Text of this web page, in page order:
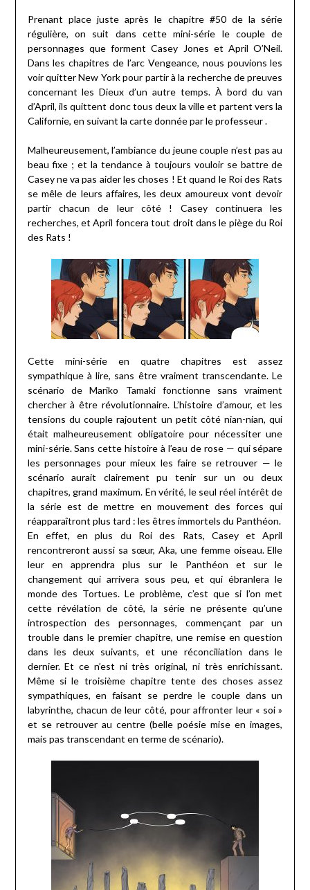
Prenant place juste après le chapitre #50 de la série
régulière, on suit dans cette mini-série le couple de
personnages que forment Casey Jones et April O’Neil.
Dans les chapitres de l’arc Vengeance, nous pouvions les
voir quitter New York pour partir à la recherche de preuves
concernant les Dieux d’un autre temps. À bord du van
d’April, ils quittent donc tous deux la ville et partent vers la
Californie, en suivant la carte donnée par le professeur .
Malheureusement, l’ambiance du jeune couple n’est pas au
beau fixe ; et la tendance à toujours vouloir se battre de
Casey ne va pas aider les choses ! Et quand le Roi des Rats
se mêle de leurs affaires, les deux amoureux vont devoir
partir chacun de leur côté ! Casey continuera les
recherches, et April foncera tout droit dans le piège du Roi
des Rats !
Cette mini-série en quatre chapitres est assez
sympathique à lire, sans être vraiment transcendante. Le
scénario de Mariko Tamaki fonctionne sans vraiment
chercher à être révolutionnaire. L’histoire d’amour, et les
tensions du couple rajoutent un petit côté nian-nian, qui
était malheureusement obligatoire pour nécessiter une
mini-série. Sans cette histoire à l’eau de rose — qui sépare
les personnages pour mieux les faire se retrouver — le
scénario aurait clairement pu tenir sur un ou deux
chapitres, grand maximum. En vérité, le seul réel intérêt de
la série est de mettre en mouvement des forces qui
réapparaîtront plus tard : les êtres immortels du Panthéon.
En effet, en plus du Roi des Rats, Casey et April
rencontreront aussi sa sœur, Aka, une femme oiseau. Elle
leur en apprendra plus sur le Panthéon et sur le
changement qui arrivera sous peu, et qui ébranlera le
monde des Tortues. Le problème, c’est que si l’on met
cette révélation de côté, la série ne présente qu’une
introspection des personnages, commençant par un
trouble dans le premier chapitre, une remise en question
dans les deux suivants, et une réconciliation dans le
dernier. Et ce n’est ni très original, ni très enrichissant.
Même si le troisième chapitre tente des choses assez
sympathiques, en faisant se perdre le couple dans un
labyrinthe, chacun de leur côté, pour affronter leur « soi »
et se retrouver au centre (belle poésie mise en images,
mais pas transcendant en terme de scénario).